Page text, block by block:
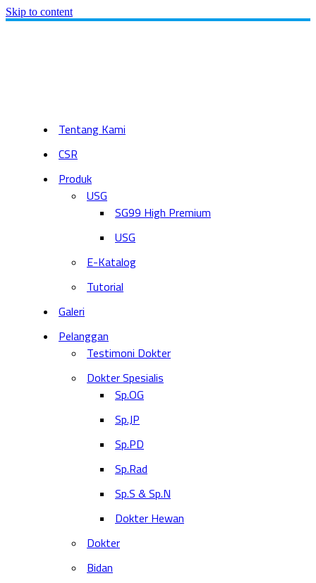
Skip to content
Tentang Kami
CSR
Produk
USG
SG99 High Premium
USG
E-Katalog
Tutorial
Galeri
Pelanggan
Testimoni Dokter
Dokter Spesialis
Sp.OG
Sp.JP
Sp.PD
Sp.Rad
Sp.S & Sp.N
Dokter Hewan
Dokter
Bidan